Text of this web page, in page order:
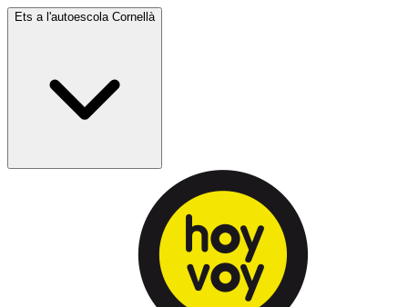
Ets a l'autoescola Cornellà